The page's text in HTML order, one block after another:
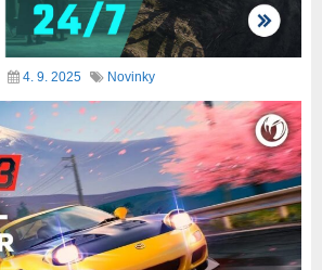
4. 9. 2025 Novinky